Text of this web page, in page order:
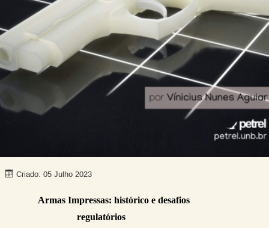
Criado: 05 Julho 2023
Armas Impressas: histórico e desafios
regulatórios